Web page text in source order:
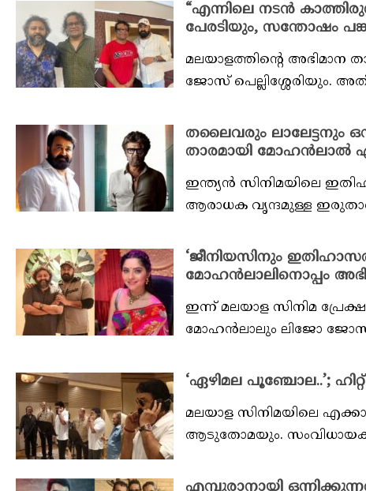
“എന്നിലെ നടൻ
പേരടിയും, സന്തോഷം
മലയാളത്തിന്റെ
ജോസ് പെല്ലിശ്ശേരിയും.
തലൈവരും ലാലേട്ടനും
താരമായി മോഹൻലാൽ
ഇന്ത്യൻ സിനിമയിലെ
ആരാധക വൃന്ദമുള്ള
‘ജീനിയസിനും
മോഹന്‍ലാലിനൊപ്പം
ഇന്ന് മലയാള സിനിമ
മോഹൻലാലും ലിജോ ജോസ്
‘ഏഴിമല പൂഞ്ചോല..’;
മലയാള സിനിമയിലെ
ആടുതോമയും. സംവിധായകന്‍